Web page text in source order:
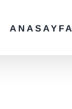
ANASAYFA